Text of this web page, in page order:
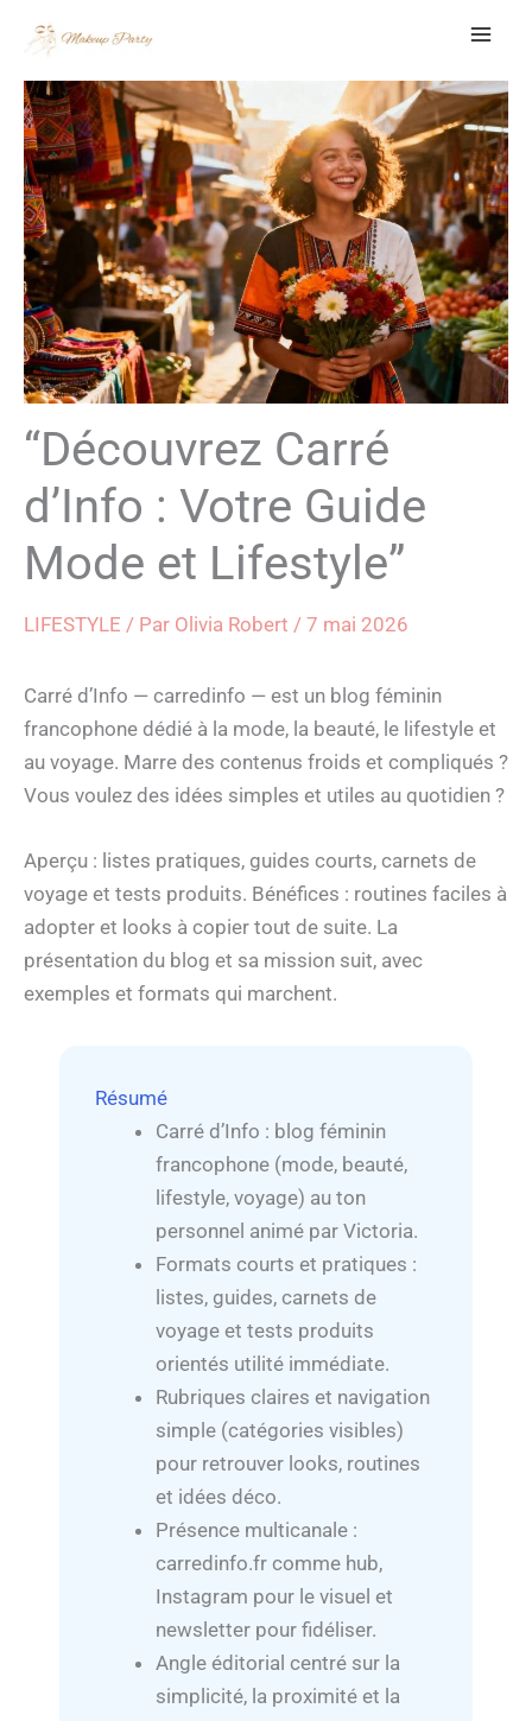
contenu
“Découvrez Carré
d’Info : Votre Guide
Mode et Lifestyle”
LIFESTYLE / Par Olivia Robert / 7 mai 2026
Carré d’Info — carredinfo — est un blog féminin
francophone dédié à la mode, la beauté, le lifestyle et
au voyage. Marre des contenus froids et compliqués ?
Vous voulez des idées simples et utiles au quotidien ?
Aperçu : listes pratiques, guides courts, carnets de
voyage et tests produits. Bénéfices : routines faciles à
adopter et looks à copier tout de suite. La
présentation du blog et sa mission suit, avec
exemples et formats qui marchent.
Résumé
Carré d’Info : blog féminin
francophone (mode, beauté,
lifestyle, voyage) au ton
personnel animé par Victoria.
Formats courts et pratiques :
listes, guides, carnets de
voyage et tests produits
orientés utilité immédiate.
Rubriques claires et navigation
simple (catégories visibles)
pour retrouver looks, routines
et idées déco.
Présence multicanale :
carredinfo.fr comme hub,
Instagram pour le visuel et
newsletter pour fidéliser.
Angle éditorial centré sur la
simplicité, la proximité et la